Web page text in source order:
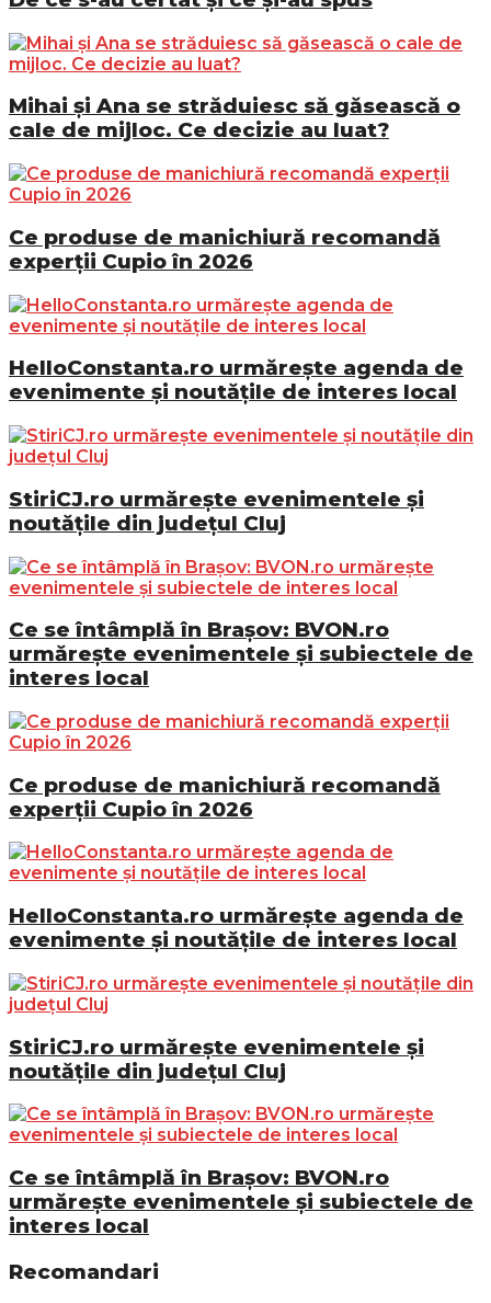
Mihai și Ana se străduiesc să găsească o
cale de mijloc. Ce decizie au luat?
Ce produse de manichiură recomandă
experții Cupio în 2026
HelloConstanta.ro urmărește agenda de
evenimente și noutățile de interes local
StiriCJ.ro urmărește evenimentele și
noutățile din județul Cluj
Ce se întâmplă în Brașov: BVON.ro
urmărește evenimentele și subiectele de
interes local
Ce produse de manichiură recomandă
experții Cupio în 2026
HelloConstanta.ro urmărește agenda de
evenimente și noutățile de interes local
StiriCJ.ro urmărește evenimentele și
noutățile din județul Cluj
Ce se întâmplă în Brașov: BVON.ro
urmărește evenimentele și subiectele de
interes local
Recomandari